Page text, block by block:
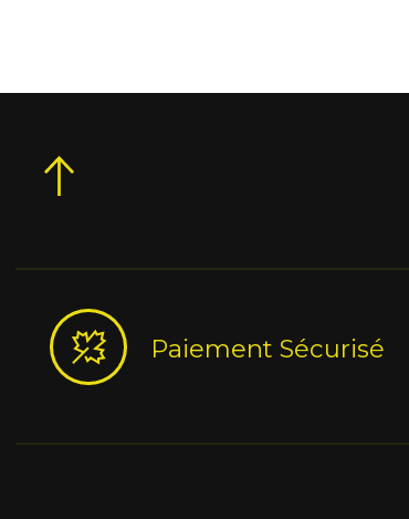
Paiement Sécurisé